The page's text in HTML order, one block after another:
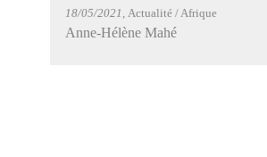
18/05/2021 , Actualité / Afrique
Anne-Hélène Mahé